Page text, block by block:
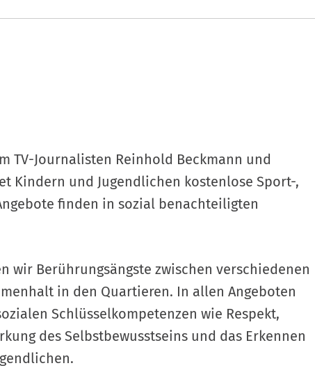
TV-Journalisten Reinhold Beckmann und
Kindern und Jugendlichen kostenlose Sport-,
finden in sozial benachteiligten
wir Berührungsängste zwischen verschiedenen
in den Quartieren. In allen Angeboten
Schlüsselkompetenzen wie Respekt,
des Selbstbewusstseins und das Erkennen